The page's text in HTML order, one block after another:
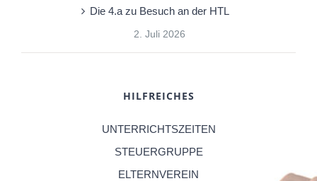
Die 4.a zu Besuch an der HTL
2. Juli 2026
HILFREICHES
UNTERRICHTSZEITEN
STEUERGRUPPE
ELTERNVEREIN